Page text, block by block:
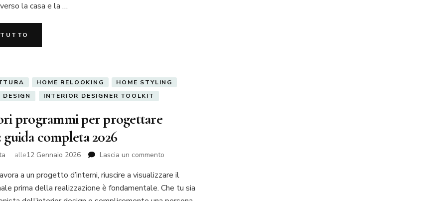
la casa e la …
HOME RELOOKING
HOME STYLING
DESIGN
INTERIOR DESIGNER TOOLKIT
programmi per progettare
completa 2026
alle12 Gennaio 2026 Lascia un commento
migliori
programmi
a un progetto d’interni, riuscire a visualizzare il
prima della realizzazione è fondamentale. Che tu sia